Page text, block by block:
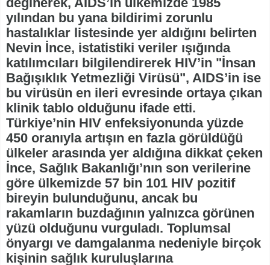
yılından bu yana bildirimi zorunlu
hastalıklar listesinde yer aldığını belirten
Nevin İnce, istatistiki veriler ışığında
katılımcıları bilgilendirerek HIV’in "İnsan
Bağışıklık Yetmezliği Virüsü", AIDS’in ise
bu virüsün en ileri evresinde ortaya çıkan
klinik tablo olduğunu ifade etti.
Türkiye’nin HIV enfeksiyonunda yüzde
450 oranıyla artışın en fazla görüldüğü
ülkeler arasında yer aldığına dikkat çeken
İnce, Sağlık Bakanlığı’nın son verilerine
göre ülkemizde 57 bin 101 HIV pozitif
bireyin bulunduğunu, ancak bu
rakamların buzdağının yalnızca görünen
yüzü olduğunu vurguladı. Toplumsal
önyargı ve damgalanma nedeniyle birçok
kişinin sağlık kuruluşlarına